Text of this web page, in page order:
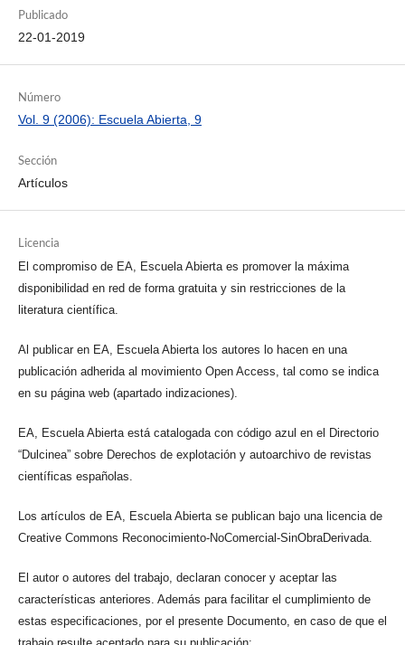
Publicado
22-01-2019
Número
Vol. 9 (2006): Escuela Abierta, 9
Sección
Artículos
Licencia
El compromiso de EA, Escuela Abierta es promover la máxima
disponibilidad en red de forma gratuita y sin restricciones de la
literatura científica.
Al publicar en EA, Escuela Abierta los autores lo hacen en una
publicación adherida al movimiento Open Access, tal como se indica
en su página web (apartado indizaciones).
EA, Escuela Abierta está catalogada con código azul en el Directorio
“Dulcinea” sobre Derechos de explotación y autoarchivo de revistas
científicas españolas.
Los artículos de EA, Escuela Abierta se publican bajo una licencia de
Creative Commons Reconocimiento-NoComercial-SinObraDerivada.
El autor o autores del trabajo, declaran conocer y aceptar las
características anteriores. Además para facilitar el cumplimiento de
estas especificaciones, por el presente Documento, en caso de que el